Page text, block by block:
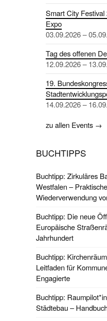
Smart City
Expo
03.09.2026 –
Tag des offenen
12.09.2026 –
19.
14.09.2026 –
zu allen Events →
BUCHTIPPS
Buchtipp: Zirkuläres
Westfalen –
Wiederverwendung
Buchtipp: Die neue
Europäische
Jahrhundert
Buchtipp:
Leitfaden für
Engagierte
Buchtipp:
Städtebau –